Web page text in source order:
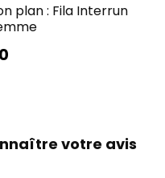
plan : Fila Interrun
votre avis